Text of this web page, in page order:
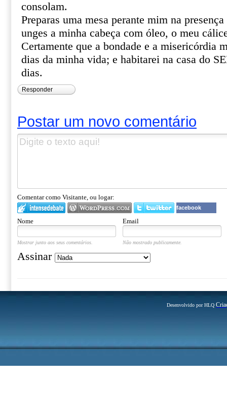
consolam.
Preparas uma mesa perante mim na
unges a minha cabeça com óleo, o meu
Certamente que a bondade e a misericórdia
dias da minha vida; e habitarei na casa do
dias.
Responder
Postar um novo comentário
Comentar como Visitante, ou logar:
facebook
Nome Email
Mostrar junto aos seus comentários. Não mostrado publicamente.
Assinar
Desenvolvido por HLQ